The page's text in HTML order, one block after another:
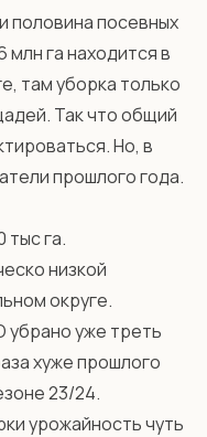
половина посевных
млн га находится в
там уборка только
Так что общий
Но, в
прошлого года.
га.
низкой
округе.
уже треть
хуже прошлого
23/24.
урожайность чуть